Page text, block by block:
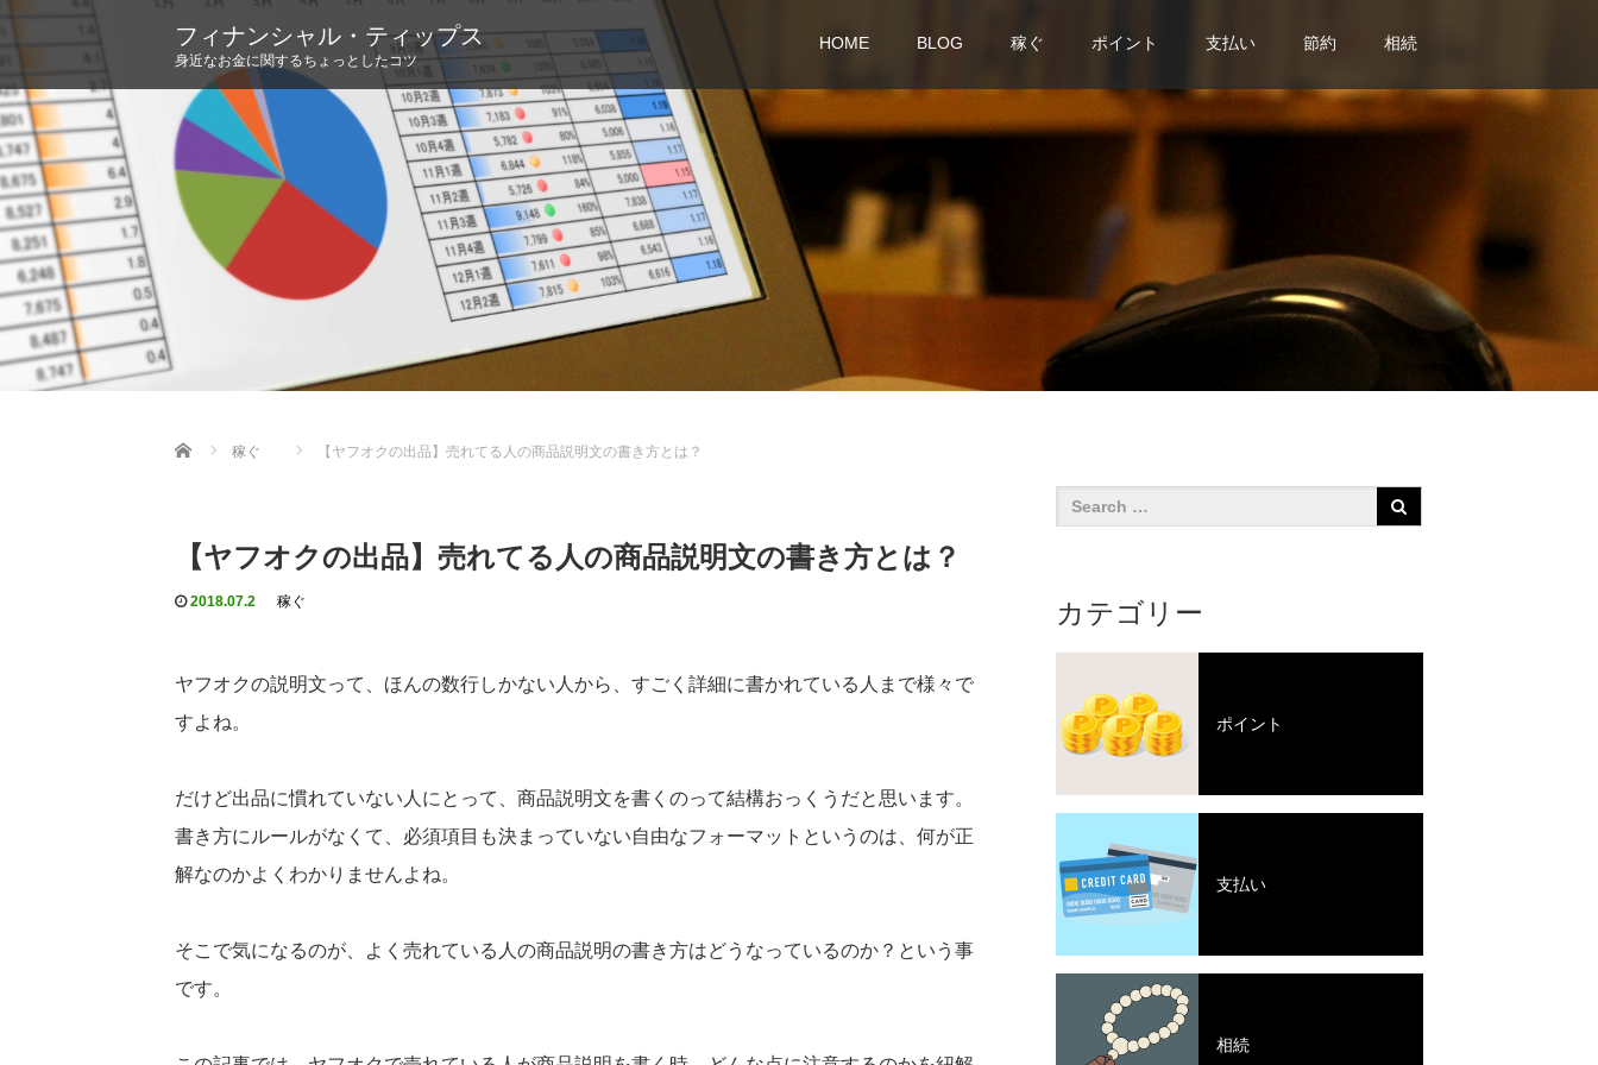
フィナンシャル・ティップス
身近なお金に関するちょっとしたコツ
HOME BLOG 稼ぐ ポイント 支払い 節約 相続
Home 稼ぐ 【ヤフオクの出品】売れてる人の商品説明文の書き方とは？
【ヤフオクの出品】売れてる人の商品説明文の書き方とは？
2018.07.2 稼ぐ
ヤフオクの説明文って、ほんの数行しかない人から、すごく詳細に書かれている人まで様々で
すよね。
だけど出品に慣れていない人にとって、商品説明文を書くのって結構おっくうだと思います。
書き方にルールがなくて、必須項目も決まっていない自由なフォーマットというのは、何が正
解なのかよくわかりませんよね。
そこで気になるのが、よく売れている人の商品説明の書き方はどうなっているのか？という事
です。
カテゴリー
ポイント
支払い
相続